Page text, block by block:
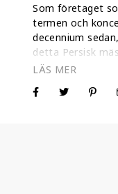
Som företaget
termen och
decennium
detta Persisk
20 och 50 år
och strukturella